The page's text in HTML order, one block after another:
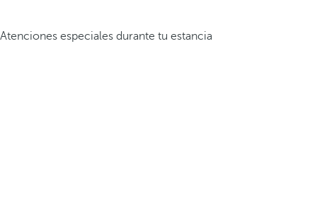
Atenciones especiales durante tu estancia